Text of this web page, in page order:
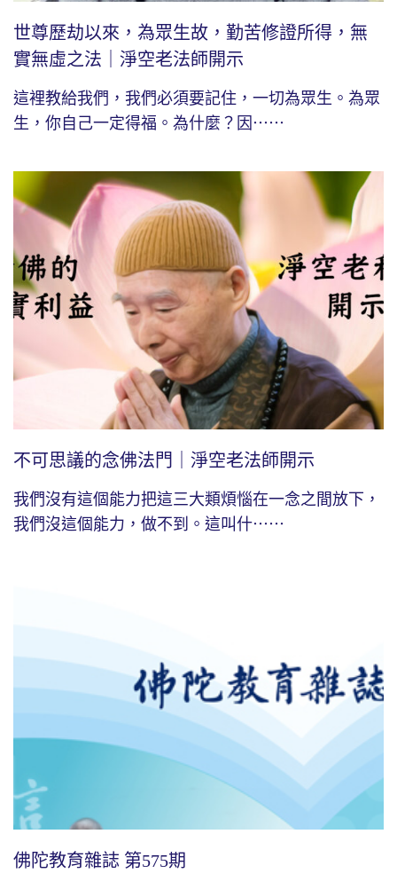
世尊歷劫以來，為眾生故，勤苦修證所得，無
實無虛之法｜淨空老法師開示
這裡教給我們，我們必須要記住，一切為眾生。為眾
生，你自己一定得福。為什麼？因⋯⋯
不可思議的念佛法門｜淨空老法師開示
我們沒有這個能力把這三大類煩惱在一念之間放下，
我們沒這個能力，做不到。這叫什⋯⋯
佛陀教育雜誌 第575期